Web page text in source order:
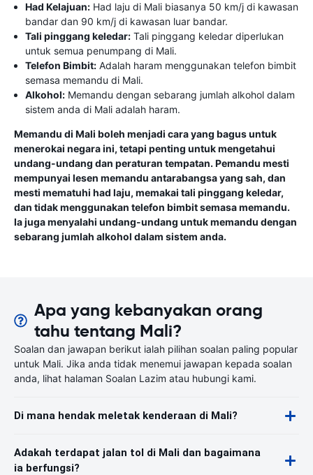
Had Kelajuan: Had laju di Mali biasanya 50 km/j di kawasan
bandar dan 90 km/j di kawasan luar bandar.
Tali pinggang keledar: Tali pinggang keledar diperlukan
untuk semua penumpang di Mali.
Telefon Bimbit: Adalah haram menggunakan telefon bimbit
semasa memandu di Mali.
Alkohol: Memandu dengan sebarang jumlah alkohol dalam
sistem anda di Mali adalah haram.
Memandu di Mali boleh menjadi cara yang bagus untuk
menerokai negara ini, tetapi penting untuk mengetahui
undang-undang dan peraturan tempatan. Pemandu mesti
mempunyai lesen memandu antarabangsa yang sah, dan
mesti mematuhi had laju, memakai tali pinggang keledar,
dan tidak menggunakan telefon bimbit semasa memandu.
Ia juga menyalahi undang-undang untuk memandu dengan
sebarang jumlah alkohol dalam sistem anda.
Apa yang kebanyakan orang
tahu tentang Mali?
Soalan dan jawapan berikut ialah pilihan soalan paling popular
untuk Mali. Jika anda tidak menemui jawapan kepada soalan
anda, lihat halaman Soalan Lazim atau hubungi kami.
Di mana hendak meletak kenderaan di Mali?
Adakah terdapat jalan tol di Mali dan bagaimana
ia berfungsi?